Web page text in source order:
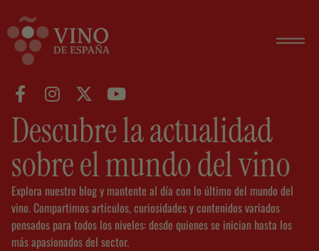
Descubre la actualidad
sobre el mundo del vino
Explora nuestro blog y mantente al día con lo último del mundo del
vino. Compartimos artículos, curiosidades y contenidos variados
pensados para todos los niveles: desde quienes se inician hasta los
más apasionados del sector.